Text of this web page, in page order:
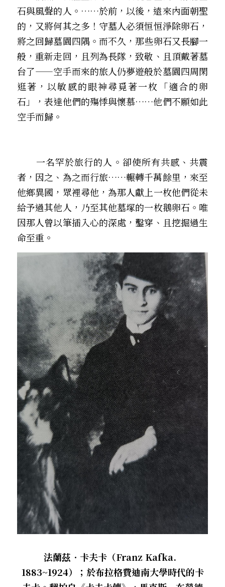
石與風聲的人。……於前，以後，遠來內面朝聖
的，又將何其之多！守墓人必須恒恒淨除卵石，
將之回歸墓園四隅。而不久，那些卵石又長腳一
般，重新走回，且列為長隊，致敬、且頂戴著墓
台了——空手而來的旅人仍夢遊般於墓園四周閑
逛著，以敏感的眼神尋覓著一枚「適合的卵
石」，表達他們的殤悸與懷慕……他們不願如此
空手而歸。
一名罕於旅行的人。卻使所有共感、共震
者，因之、為之而行旅……輾轉千萬餘里，來至
他鄉異國，眾裡尋他，為那人獻上一枚他們從未
給予過其他人，乃至其他墓塚的一枚鵝卵石。唯
因那人曾以筆插入心的深處，鑿穿、且挖掘過生
命至重。
法蘭茲．卡夫卡（Franz Kafka.
1883~1924）；於布拉格費迪南大學時代的卡